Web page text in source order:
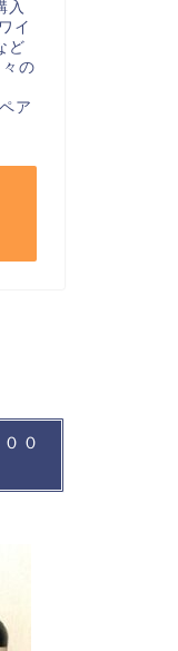
入
イ
ど
の
ア
０